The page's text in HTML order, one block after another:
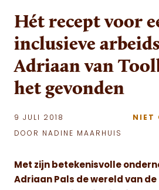
Hét recept voor
inclusieve
Adriaan van
het gevonden
9 JULI 2018
DOOR NADINE MAARHUIS
NIET
Met zijn betekenisvolle
Adriaan Pals de wereld van de